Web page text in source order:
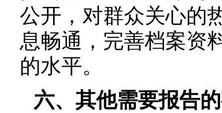
公开 ，对群众关心的
息畅通 ， 完善档案资
的水平。
六、其他需要报告